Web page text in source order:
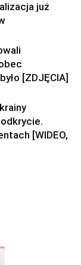
już
[ZDJĘCIA]
[WIDEO,